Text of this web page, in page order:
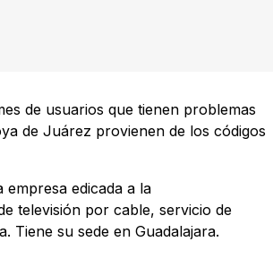
de usuarios que tienen problemas
de Juárez provienen de los códigos
empresa edicada a la
televisión por cable, servicio de
Tiene su sede en Guadalajara.